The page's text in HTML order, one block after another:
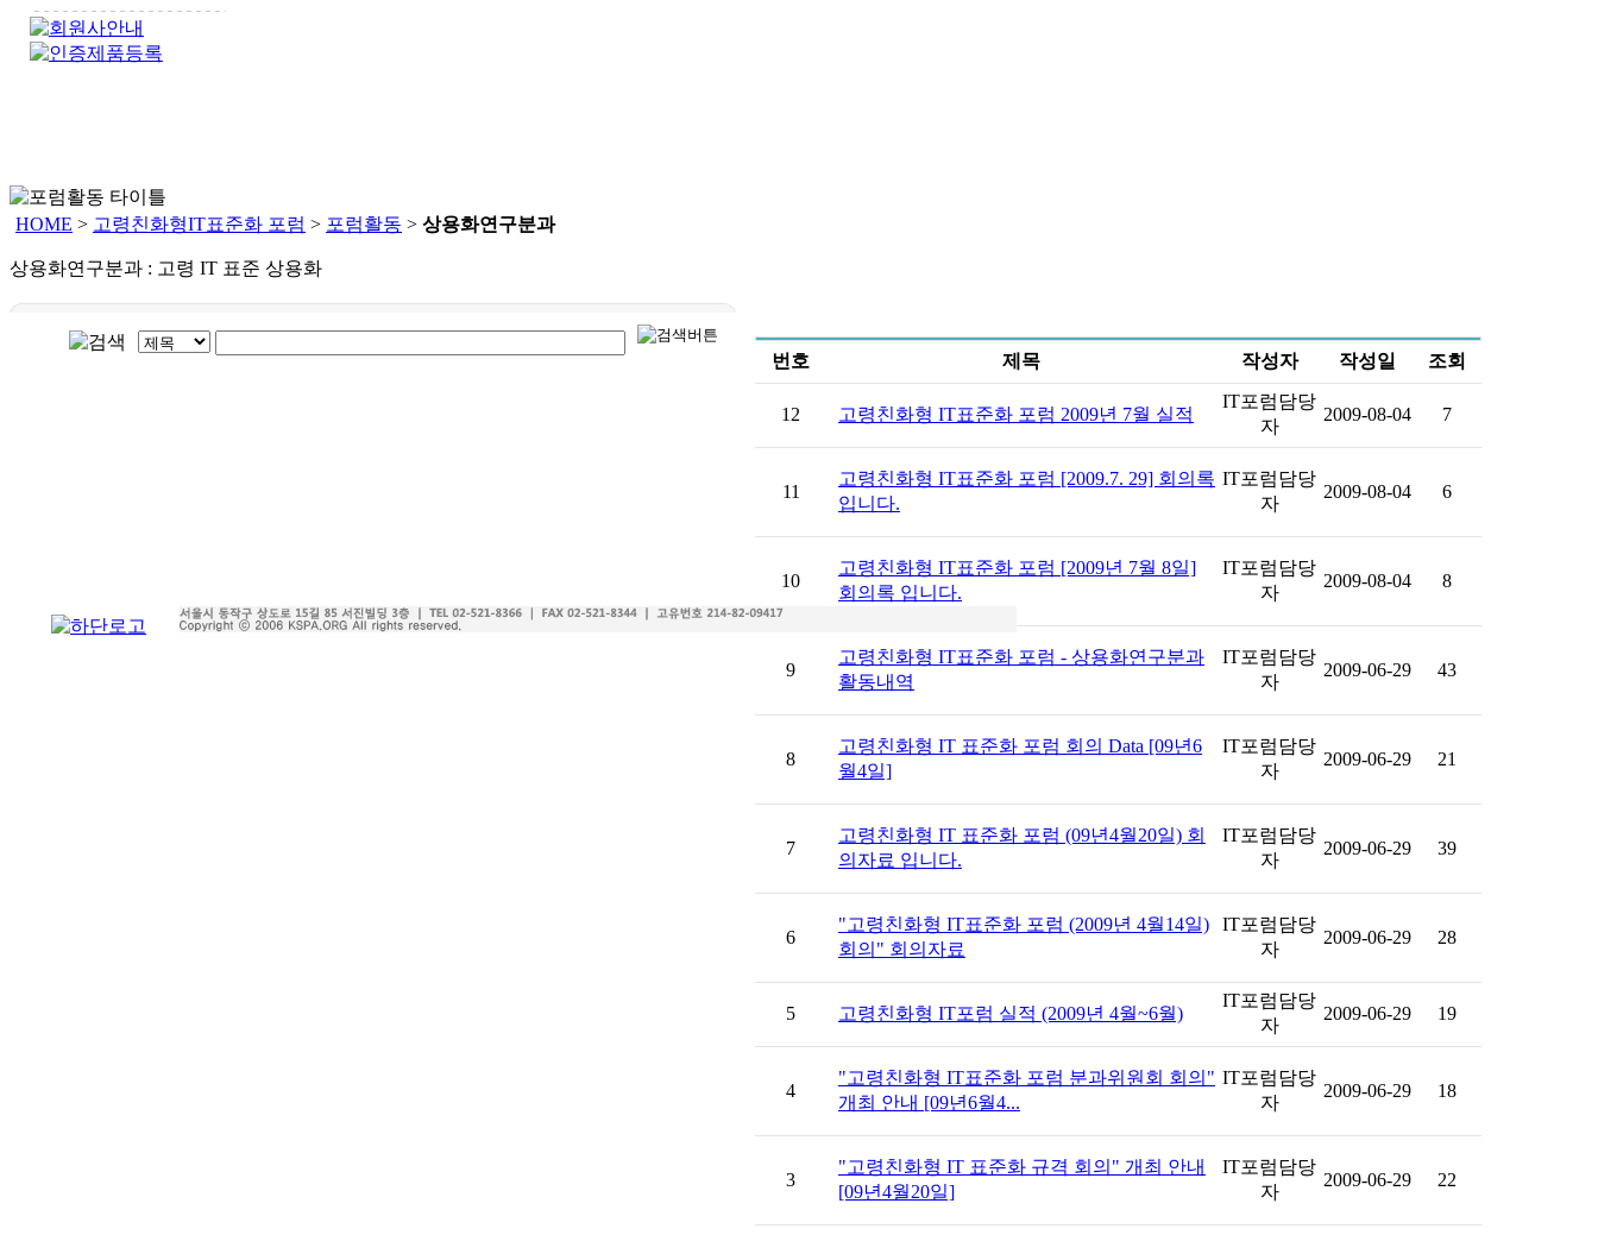
HOME > 고령친화형IT표준화 포럼 > 포럼활동 > 상용화연구분과
상용화연구분과 : 고령 IT 표준 상용화
번호 제목 작성자 작성일 조회
12 고령친화형 IT표준화 포럼 2009년 7월 실적
IT포럼담당
자
2009-08-04 7
11
고령친화형 IT표준화 포럼 [2009.7. 29] 회의록
입니다.
IT포럼담당
자
2009-08-04 6
10
고령친화형 IT표준화 포럼 [2009년 7월 8일]
회의록 입니다.
IT포럼담당
자
2009-08-04 8
9
고령친화형 IT표준화 포럼 - 상용화연구분과
활동내역
IT포럼담당
자
2009-06-29 43
8
고령친화형 IT 표준화 포럼 회의 Data [09년6
월4일]
IT포럼담당
자
2009-06-29 21
7
고령친화형 IT 표준화 포럼 (09년4월20일) 회
의자료 입니다.
IT포럼담당
자
2009-06-29 39
6
"고령친화형 IT표준화 포럼 (2009년 4월14일)
회의" 회의자료
IT포럼담당
자
2009-06-29 28
5 고령친화형 IT포럼 실적 (2009년 4월~6월)
IT포럼담당
자
2009-06-29 19
4
"고령친화형 IT표준화 포럼 분과위원회 회의"
개최 안내 [09년6월4...
IT포럼담당
자
2009-06-29 18
3
"고령친화형 IT 표준화 규격 회의" 개최 안내
[09년4월20일]
IT포럼담당
자
2009-06-29 22